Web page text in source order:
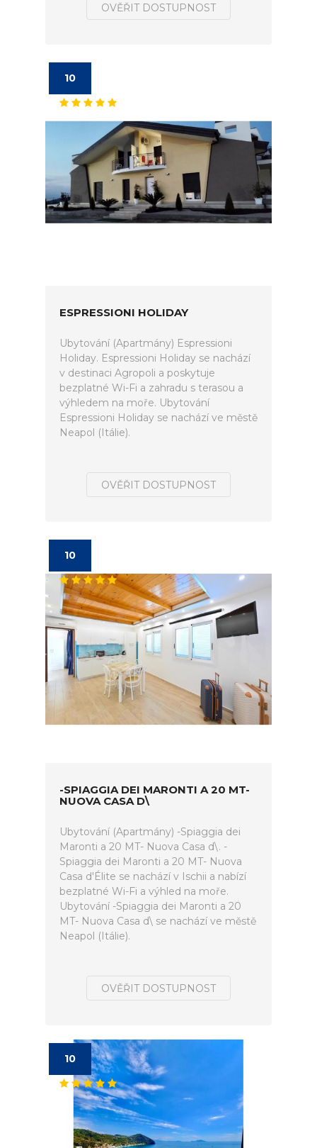
OVĚŘIT DOSTUPNOST
10
ESPRESSIONI HOLIDAY
Ubytování (Apartmány) Espressioni
Holiday. Espressioni Holiday se nachází
v destinaci Agropoli a poskytuje
bezplatné Wi-Fi a zahradu s terasou a
výhledem na moře. Ubytování
Espressioni Holiday se nachází ve městě
Neapol (Itálie).
OVĚŘIT DOSTUPNOST
10
-SPIAGGIA DEI MARONTI A 20 MT-
NUOVA CASA D\
Ubytování (Apartmány) -Spiaggia dei
Maronti a 20 MT- Nuova Casa d\. -
Spiaggia dei Maronti a 20 MT- Nuova
Casa d'Élite se nachází v Ischii a nabízí
bezplatné Wi-Fi a výhled na moře.
Ubytování -Spiaggia dei Maronti a 20
MT- Nuova Casa d\ se nachází ve městě
Neapol (Itálie).
OVĚŘIT DOSTUPNOST
10